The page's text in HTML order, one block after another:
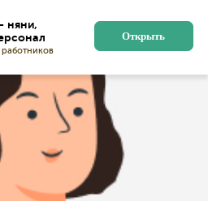
няни,
Поиск работы и работников
Открыть